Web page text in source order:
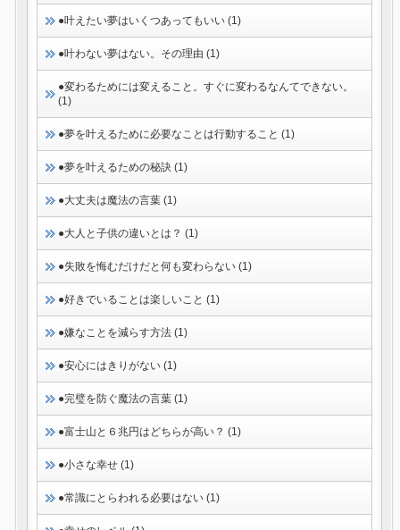
●叶えたい夢はいくつあってもいい (1)
●叶わない夢はない。その理由 (1)
●変わるためには変えること。すぐに変わるなんてできない。
(1)
●夢を叶えるために必要なことは行動すること (1)
●夢を叶えるための秘訣 (1)
●大丈夫は魔法の言葉 (1)
●大人と子供の違いとは？ (1)
●失敗を悔むだけだと何も変わらない (1)
●好きでいることは楽しいこと (1)
●嫌なことを減らす方法 (1)
●安心にはきりがない (1)
●完璧を防ぐ魔法の言葉 (1)
●富士山と６兆円はどちらが高い？ (1)
●小さな幸せ (1)
●常識にとらわれる必要はない (1)